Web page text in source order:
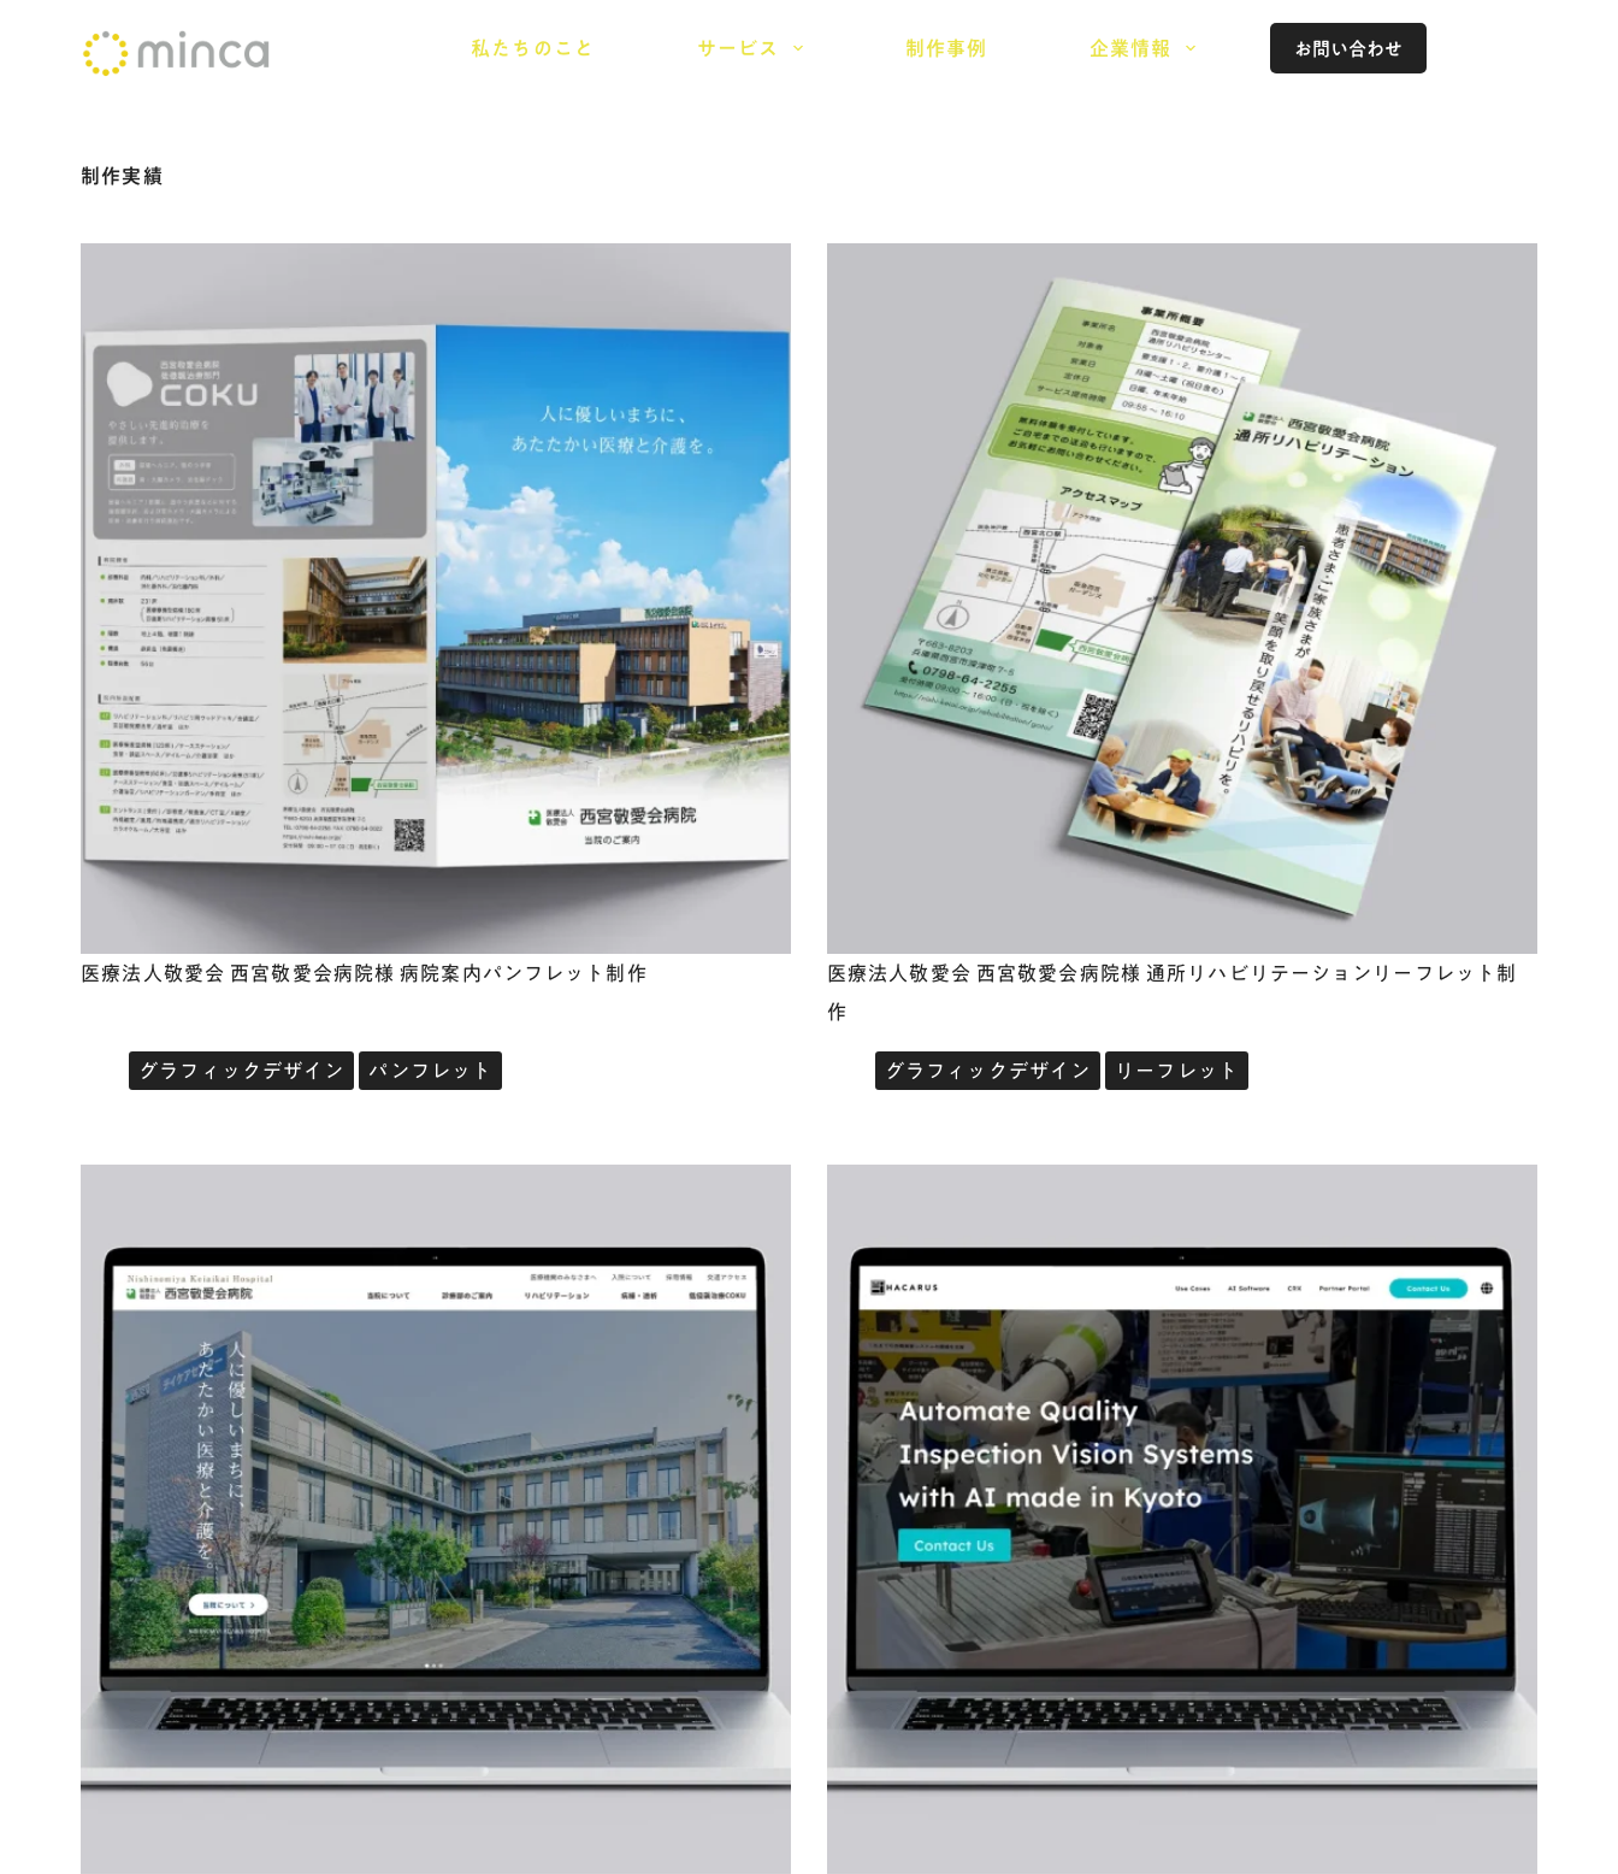
私たちのこと サービス 制作事例 企業情報 お問い合わせ
制作実績
医療法人敬愛会 西宮敬愛会病院様 病院案内パンフレット制作
グラフィックデザイン パンフレット
医療法人敬愛会 西宮敬愛会病院様 通所リハビリテーションリーフレット制
作
グラフィックデザイン リーフレット